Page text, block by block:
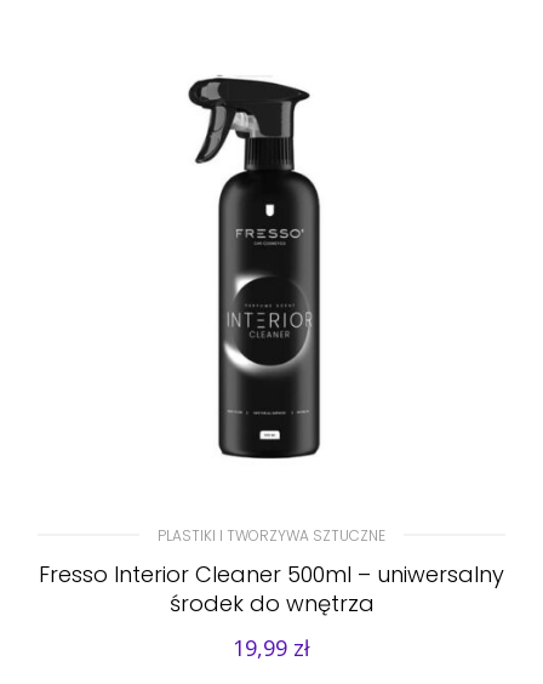
PLASTIKI I TWORZYWA SZTUCZNE
Fresso Interior Cleaner 500ml – uniwersalny
środek do wnętrza
19,99 zł